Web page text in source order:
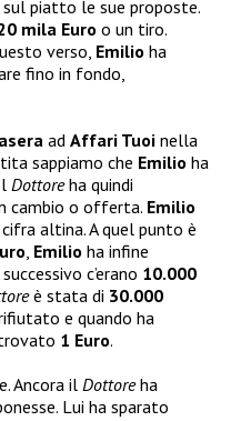
piatto le sue proposte.
mila Euro o un tiro.
verso, Emilio ha
fino in fondo,
ad Affari Tuoi nella
sappiamo che Emilio ha
Dottoreha quindi
cambio o offerta. Emilio
altina. A quel punto è
Emilio ha infine
c’erano 10.000
è stata di 30.000
e quando ha
1 Euro.
Ancora il Dottoreha
Lui ha sparato